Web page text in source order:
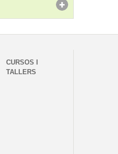
CURSOS I
TALLERS